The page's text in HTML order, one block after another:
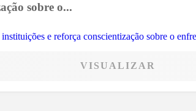
sobre o...
VISUALIZAR